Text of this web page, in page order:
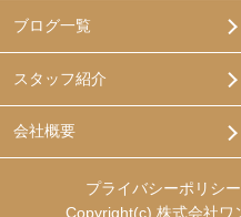
ブログ一覧
スタッフ紹介
会社概要
プライバシーポリシー
Copyright(c) 株式会社ワ